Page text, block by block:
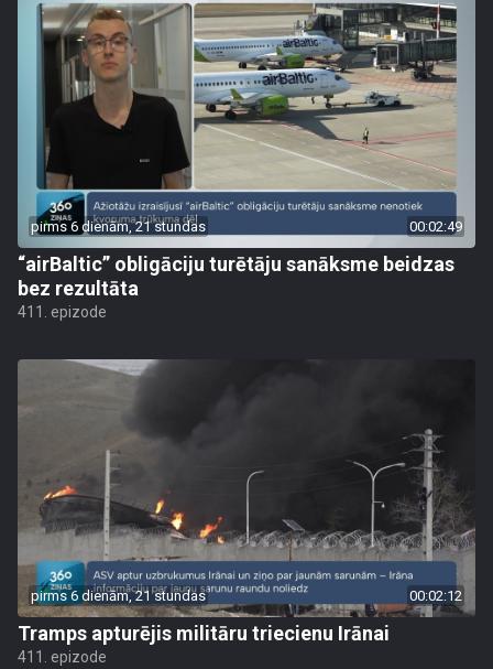
pirms 6 dienām, 21 stundas 00:02:49
“airBaltic” obligāciju turētāju sanāksme beidzas
bez rezultāta
411. epizode
pirms 6 dienām, 21 stundas 00:02:12
Tramps apturējis militāru triecienu Irānai
411. epizode